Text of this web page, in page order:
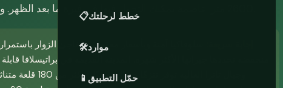
📋خطط لرحلتك
🛠️موارد
📱 حمّل التطبيق
سلوفاكيا آمنة وبأسعار معقولة، وتفاجئ الزوار
منخفضة تحددها جيرانها الأكثر شهرة. المدينة القديمة في براتيسلافا
وجبال تاترا العالية